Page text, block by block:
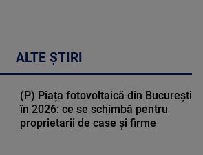
ALTE ȘTIRI
(P) Piața fotovoltaică din București
în 2026: ce se schimbă pentru
proprietarii de case și firme